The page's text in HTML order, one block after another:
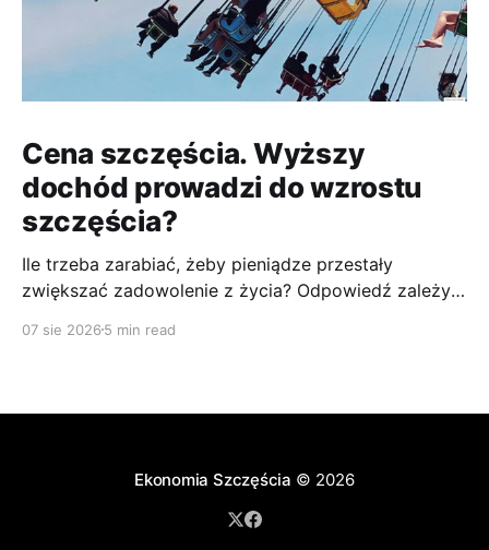
Cena szczęścia. Wyższy
dochód prowadzi do wzrostu
szczęścia?
Ile trzeba zarabiać, żeby pieniądze przestały
zwiększać zadowolenie z życia? Odpowiedź zależy
wyliczenia podają bardzo konkretne kwoty, ale warto
pieniędzy.
07 sie 2026 5 min read
Ekonomia Szczęścia © 2026